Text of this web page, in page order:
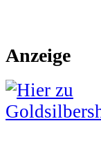
Anzeige